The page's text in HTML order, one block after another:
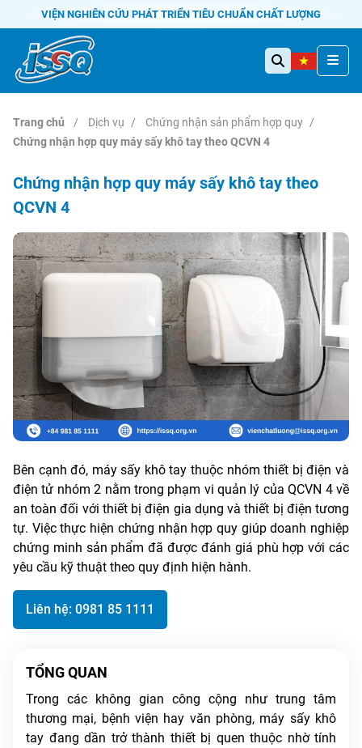
VIỆN NGHIÊN CỨU PHÁT TRIỂN TIÊU CHUẨN CHẤT LƯỢNG
Trang chủ Dịch vụ
Chứng nhận sản phẩm hợp quy
Chứng nhận hợp quy máy sấy khô tay theo QCVN 4
Chứng nhận hợp quy máy sấy khô tay theo
QCVN 4
Bên cạnh đó, máy sấy khô tay thuộc nhóm thiết bị điện và
điện tử nhóm 2 nằm trong phạm vi quản lý của QCVN 4 về
an toàn đối với thiết bị điện gia dụng và thiết bị điện tương
tự. Việc thực hiện chứng nhận hợp quy giúp doanh nghiệp
chứng minh sản phẩm đã được đánh giá phù hợp với các
yêu cầu kỹ thuật theo quy định hiện hành.
Liên hệ: 0981 85 1111
TỔNG QUAN
Trong các không gian công cộng như trung tâm
thương mại, bệnh viện hay văn phòng, máy sấy khô
tay đang dần trở thành thiết bị quen thuộc nhờ tính